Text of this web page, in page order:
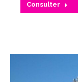
Consulter